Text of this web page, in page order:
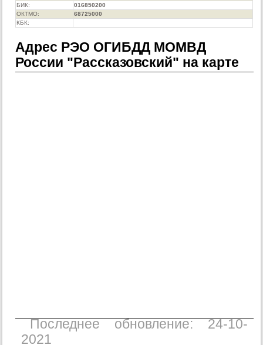
БИК:
016850200
ОКТМО:
68725000
КБК:
Адрес РЭО ОГИБДД МОМВД
России "Рассказовский" на карте
Последнее обновление: 24-10-
2021